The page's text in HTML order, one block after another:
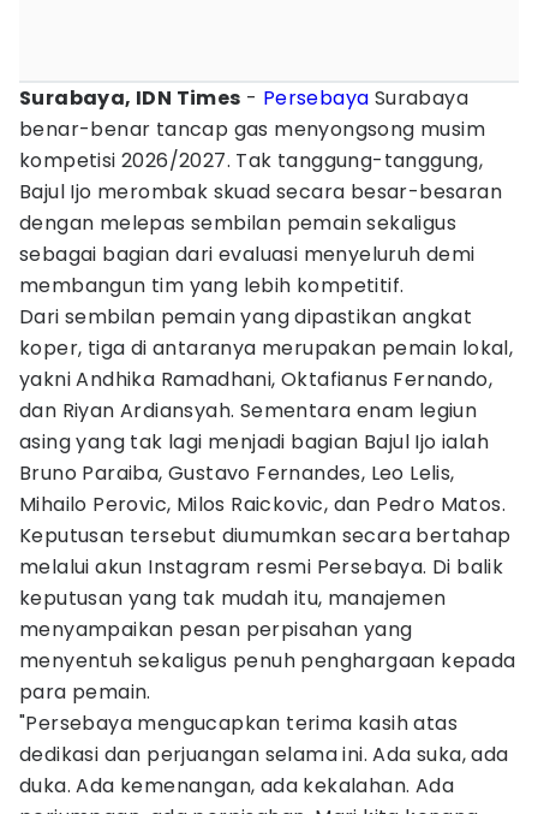
Surabaya, IDN Times - Persebaya Surabaya
benar-benar tancap gas menyongsong musim
kompetisi 2026/2027. Tak tanggung-tanggung,
Bajul Ijo merombak skuad secara besar-besaran
dengan melepas sembilan pemain sekaligus
sebagai bagian dari evaluasi menyeluruh demi
membangun tim yang lebih kompetitif.
Dari sembilan pemain yang dipastikan angkat
koper, tiga di antaranya merupakan pemain lokal,
yakni Andhika Ramadhani, Oktafianus Fernando,
dan Riyan Ardiansyah. Sementara enam legiun
asing yang tak lagi menjadi bagian Bajul Ijo ialah
Bruno Paraiba, Gustavo Fernandes, Leo Lelis,
Mihailo Perovic, Milos Raickovic, dan Pedro Matos.
Keputusan tersebut diumumkan secara bertahap
melalui akun Instagram resmi Persebaya. Di balik
keputusan yang tak mudah itu, manajemen
menyampaikan pesan perpisahan yang
menyentuh sekaligus penuh penghargaan kepada
para pemain.
"Persebaya mengucapkan terima kasih atas
dedikasi dan perjuangan selama ini. Ada suka, ada
duka. Ada kemenangan, ada kekalahan. Ada